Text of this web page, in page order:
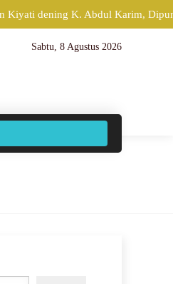
dening K. Abdul Karim, Dipun
Sabtu, 8 Agustus 2026